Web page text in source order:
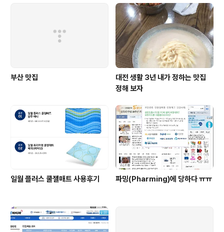
및 헌법재판소법 등 관련법률들을 종합적으로 검토해 보았
을 때 가장 타당한 견해가 아닌가 생각한다. 이러한 권력분
립의 타당성을 옹호할 수 있는 가장 근본적인 이유는 국가
권력을 몇몇의 국가기관에 배분함으로 인해서 국민..
부산 맛집
대전 생활 3년 내가 정하는 맛집
정해 보자
일월 플러스 쿨젤매트 사용후기 파밍(Pharming)에 당하다 ㅠㅠ